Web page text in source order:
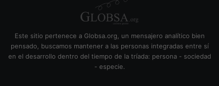
Este sitio pertenece a Globsa.org, un mensajero analítico bien
pensado, buscamos mantener a las personas integradas entre sí
en el desarrollo dentro del tiempo de la tríada: persona - sociedad
- especie.